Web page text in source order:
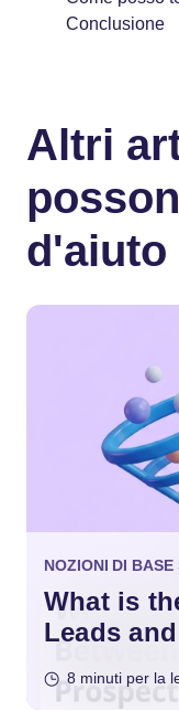
Conclusione
Altri
d'aiuto
NOZIONI DI
What is
Leads
8 minuti per la